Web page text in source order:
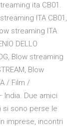
ita CB01.
ITA CB01,
streaming ITA
DELLO
Blow streaming
Blow
/ Film /
India. Due amici
si sono perse le
imprese, incontri